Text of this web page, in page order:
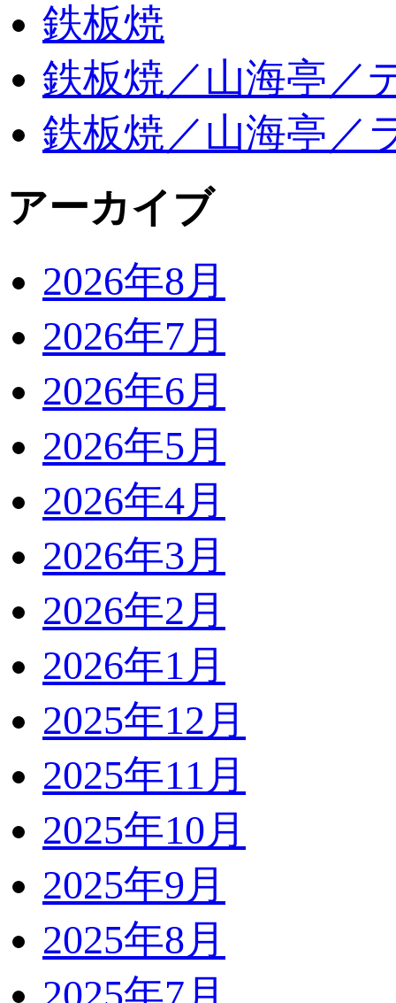
鉄板焼
鉄板焼／山海亭／
鉄板焼／山海亭／
アーカイブ
2026年8月
2026年7月
2026年6月
2026年5月
2026年4月
2026年3月
2026年2月
2026年1月
2025年12月
2025年11月
2025年10月
2025年9月
2025年8月